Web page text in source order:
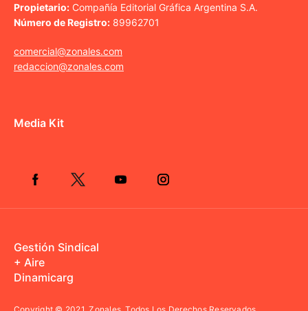
Propietario: Compañía Editorial Gráfica Argentina S.A.
Número de Registro: 89962701
comercial@zonales.com
redaccion@zonales.com
Media Kit
Gestión Sindical
+ Aire
Dinamicarg
Copyright © 2021.Zonales. Todos Los Derechos Reservados.